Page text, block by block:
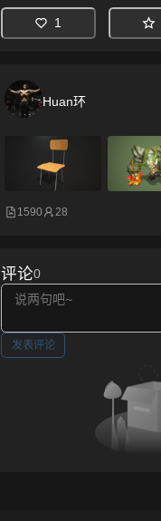
1
Huan环
1590 28
评论0
发表评论